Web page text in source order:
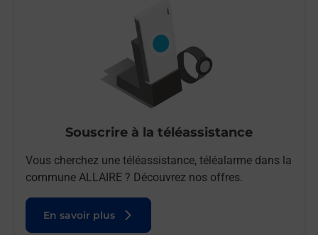
Souscrire à la téléassistance
Vous cherchez une téléassistance, téléalarme dans la
commune ALLAIRE ? Découvrez nos offres.
En savoir plus